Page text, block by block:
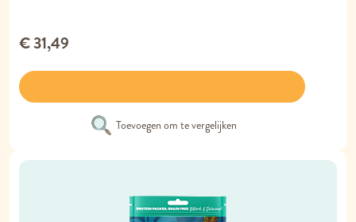
€ 31,49
Toevoegen om te vergelijken